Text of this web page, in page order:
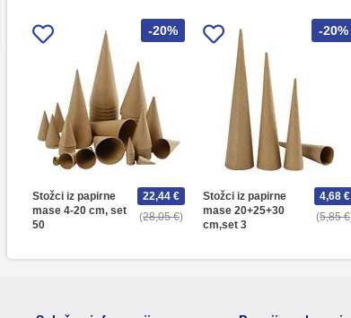
-20%
Stožci iz papirne
mase 4-20 cm, set
50
28,05 €
22,44 €
-20%
Stožci iz papirne
mase 20+25+30
cm,set 3
5,85 €
4,68 €